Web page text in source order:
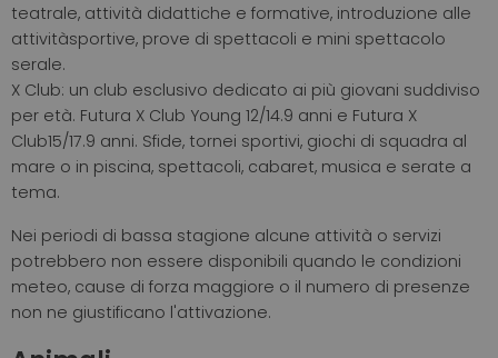
teatrale, attività didattiche e formative, introduzione alle
attivitàsportive, prove di spettacoli e mini spettacolo
serale.
X Club: un club esclusivo dedicato ai più giovani suddiviso
per età. Futura X Club Young 12/14.9 anni e Futura X
Club15/17.9 anni. Sfide, tornei sportivi, giochi di squadra al
mare o in piscina, spettacoli, cabaret, musica e serate a
tema.
Nei periodi di bassa stagione alcune attività o servizi
potrebbero non essere disponibili quando le condizioni
meteo, cause di forza maggiore o il numero di presenze
non ne giustificano l'attivazione.